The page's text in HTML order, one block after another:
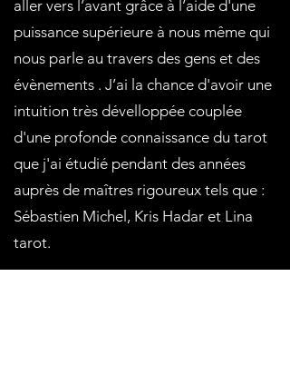
aller vers l’avant grâce à l’aide d'une
puissance supérieure à nous même qui
nous parle au travers des gens et des
évènements . J’ai la chance d'avoir une
intuition très dévelloppée couplée
d'une profonde connaissance du tarot
que j'ai étudié pendant des années
auprès de maîtres rigoureux tels que :
Sébastien Michel, Kris Hadar et Lina
tarot.